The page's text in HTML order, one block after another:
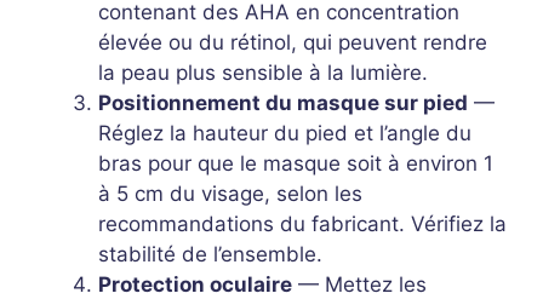
contenant des AHA en concentration
élevée ou du rétinol, qui peuvent rendre
la peau plus sensible à la lumière.
Positionnement du masque sur pied —
Réglez la hauteur du pied et l’angle du
bras pour que le masque soit à environ 1
à 5 cm du visage, selon les
recommandations du fabricant. Vérifiez la
stabilité de l’ensemble.
Protection oculaire — Mettez les